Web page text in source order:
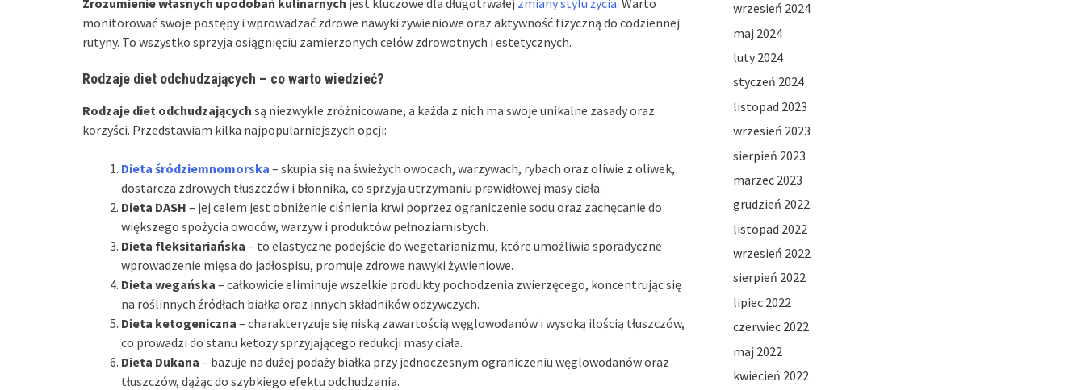
monitorować swoje postępy i wprowadzać zdrowe nawyki żywieniowe oraz aktywność fizyczną do codziennej
rutyny. To wszystko sprzyja osiągnięciu zamierzonych celów zdrowotnych i estetycznych.
Rodzaje diet odchudzających – co warto wiedzieć?
Rodzaje diet odchudzających są niezwykle zróżnicowane, a każda z nich ma swoje unikalne zasady oraz
korzyści. Przedstawiam kilka najpopularniejszych opcji:
Dieta śródziemnomorska – skupia się na świeżych owocach, warzywach, rybach oraz oliwie z oliwek,
dostarcza zdrowych tłuszczów i błonnika, co sprzyja utrzymaniu prawidłowej masy ciała.
Dieta DASH – jej celem jest obniżenie ciśnienia krwi poprzez ograniczenie sodu oraz zachęcanie do
większego spożycia owoców, warzyw i produktów pełnoziarnistych.
Dieta fleksitariańska – to elastyczne podejście do wegetarianizmu, które umożliwia sporadyczne
wprowadzenie mięsa do jadłospisu, promuje zdrowe nawyki żywieniowe.
Dieta wegańska – całkowicie eliminuje wszelkie produkty pochodzenia zwierzęcego, koncentrując się
na roślinnych źródłach białka oraz innych składników odżywczych.
Dieta ketogeniczna – charakteryzuje się niską zawartością węglowodanów i wysoką ilością tłuszczów,
co prowadzi do stanu ketozy sprzyjającego redukcji masy ciała.
Dieta Dukana – bazuje na dużej podaży białka przy jednoczesnym ograniczeniu węglowodanów oraz
tłuszczów, dążąc do szybkiego efektu odchudzania.
wrzesień 2024
maj 2024
luty 2024
styczeń 2024
listopad 2023
wrzesień 2023
sierpień 2023
marzec 2023
grudzień 2022
listopad 2022
wrzesień 2022
sierpień 2022
lipiec 2022
czerwiec 2022
maj 2022
kwiecień 2022